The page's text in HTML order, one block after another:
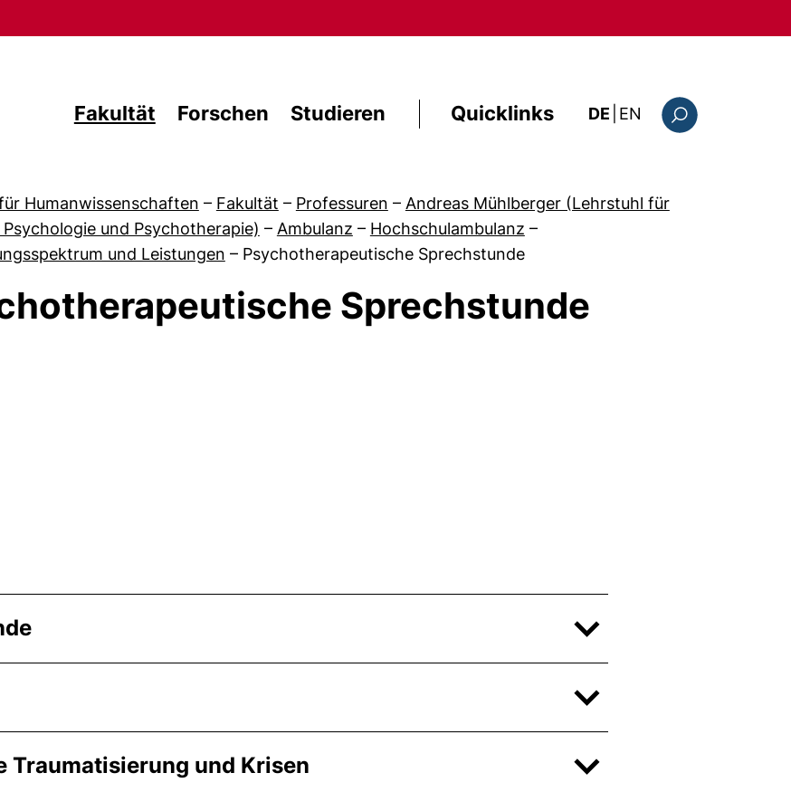
Fakultät Forschen Studieren Quicklinks DE EN : this page in
Humanwissenschaften – Fakultät – Professuren – Andreas Mühlberger (Lehrstuhl für
Psychologie und Psychotherapie) – Ambulanz – Hochschulambulanz –
und Leistungen – Psychotherapeutische Sprechstunde
Sprechstunde
Traumatisierung und Krisen